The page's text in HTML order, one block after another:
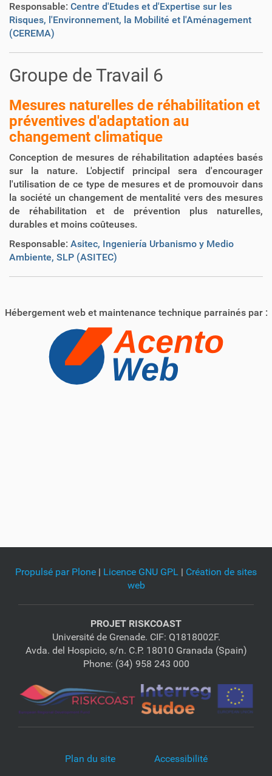
Responsable: Centre d'Etudes et d'Expertise sur les
Risques, l'Environnement, la Mobilité et l'Aménagement
(CEREMA)
Groupe de Travail 6
Mesures naturelles de réhabilitation et
préventives d'adaptation au
changement climatique
Conception de mesures de réhabilitation adaptées basés
sur la nature. L'objectif principal sera d'encourager
l'utilisation de ce type de mesures et de promouvoir dans
la société un changement de mentalité vers des mesures
de réhabilitation et de prévention plus naturelles,
durables et moins coûteuses.
Responsable: Asitec, Ingeniería Urbanismo y Medio
Ambiente, SLP (ASITEC)
Hébergement web et maintenance technique parrainés par :
Propulsé par Plone | Licence GNU GPL | Création de sites
web
PROJET RISKCOAST
Université de Grenade. CIF: Q1818002F.
Avda. del Hospicio, s/n. C.P. 18010 Granada (Spain)
Phone: (34) 958 243 000
Plan du site Accessibilité